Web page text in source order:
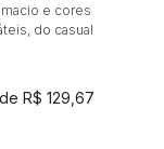
e cores
do casual
R$ 129,67